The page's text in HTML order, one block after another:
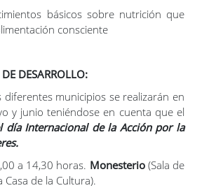
básicos sobre nutrición que
consciente
DESARROLLO:
diferentes municipios se realizarán en
y junio teniéndose en cuenta que el
día Internacional de la Acción por la
a 14,30 horas. Monesterio(Sala de
Casa de la Cultura).